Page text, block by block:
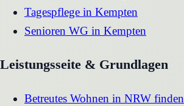
Tagespflege in Kempten
Senioren WG in Kempten
Leistungsseite & Grundlagen
Betreutes Wohnen in NRW finden